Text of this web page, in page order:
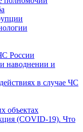
России
наводнении и
в случае ЧС
объектах
(COVID-19). Что